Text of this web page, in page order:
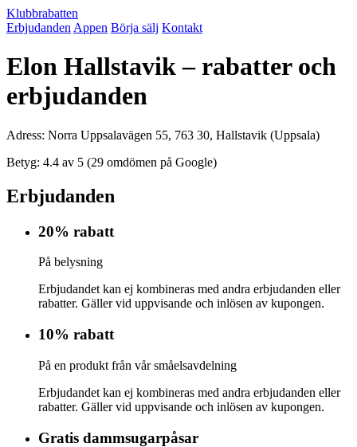
Klubbrabatten
Erbjudanden Appen Börja sälj Kontakt
Elon Hallstavik – rabatter och
erbjudanden
Adress: Norra Uppsalavägen 55, 763 30, Hallstavik (Uppsala)
Betyg: 4.4 av 5 (29 omdömen på Google)
Erbjudanden
20% rabatt
På belysning
Erbjudandet kan ej kombineras med andra erbjudanden eller
rabatter. Gäller vid uppvisande och inlösen av kupongen.
10% rabatt
På en produkt från vår småelsavdelning
Erbjudandet kan ej kombineras med andra erbjudanden eller
rabatter. Gäller vid uppvisande och inlösen av kupongen.
Gratis dammsugarpåsar